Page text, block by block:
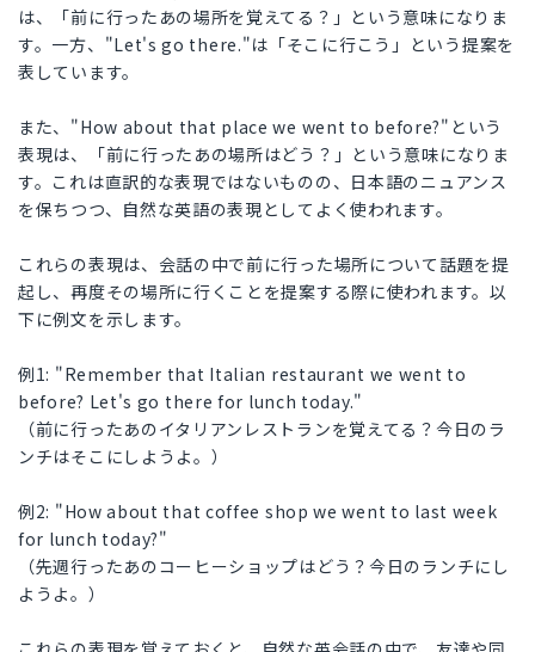
は、「前に行ったあの場所を覚えてる？」という意味になりま
す。一方、"Let's go there."は「そこに行こう」という提案を
表しています。
また、"How about that place we went to before?"という
表現は、「前に行ったあの場所はどう？」という意味になりま
す。これは直訳的な表現ではないものの、日本語のニュアンス
を保ちつつ、自然な英語の表現としてよく使われます。
これらの表現は、会話の中で前に行った場所について話題を提
起し、再度その場所に行くことを提案する際に使われます。以
下に例文を示します。
例1: "Remember that Italian restaurant we went to
before? Let's go there for lunch today."
（前に行ったあのイタリアンレストランを覚えてる？今日のラ
ンチはそこにしようよ。）
例2: "How about that coffee shop we went to last week
for lunch today?"
（先週行ったあのコーヒーショップはどう？今日のランチにし
ようよ。）